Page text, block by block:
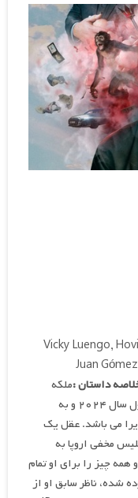
داستان :ملکه
سرخ، نام سریالی درام و هیجان انگیز محصول سال ۲۰۲۴ و به
می باشد. عقل یک
مخفی اروپا به
چیز را برای او تمام
شده، ناظر سابق او از